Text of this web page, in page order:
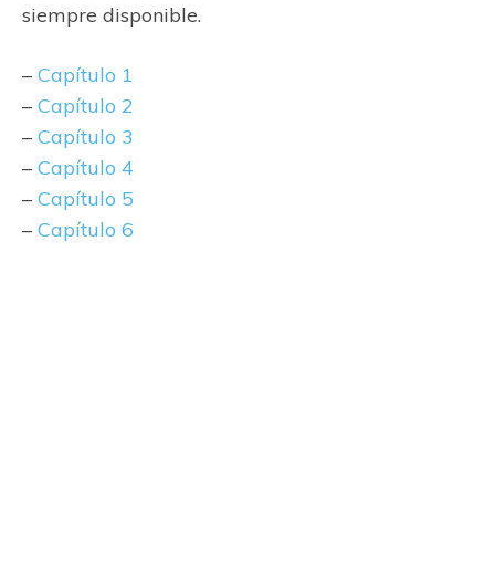
siempre disponible.
– Capítulo 1
– Capítulo 2
– Capítulo 3
– Capítulo 4
– Capítulo 5
– Capítulo 6